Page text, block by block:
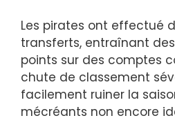
Les pirates ont effectué
transferts, entraînant
points sur des comptes
chute de classement
facilement ruiner la
mécréants non encore